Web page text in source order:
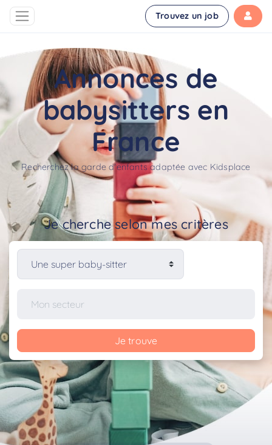
Trouvez un job
Annonces de
babysitters en
France
Recherchez la garde d'enfants adaptée avec Kidsplace
Je cherche selon mes critères
Je trouve